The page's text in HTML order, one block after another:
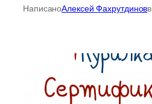
НаписаноАлексей Фахрутдиновв